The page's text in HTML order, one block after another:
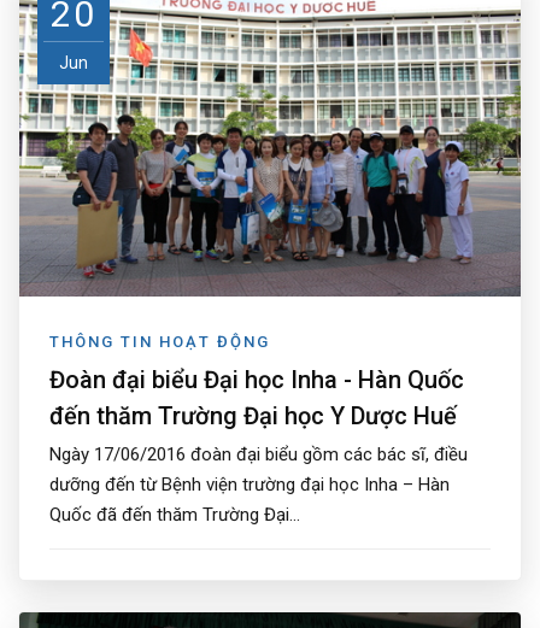
20
Jun
THÔNG TIN HOẠT ĐỘNG
Đoàn đại biểu Đại học Inha - Hàn Quốc
đến thăm Trường Đại học Y Dược Huế
Ngày 17/06/2016 đoàn đại biểu gồm các bác sĩ, điều
dưỡng đến từ Bệnh viện trường đại học Inha – Hàn
Quốc đã đến thăm Trường Đại...